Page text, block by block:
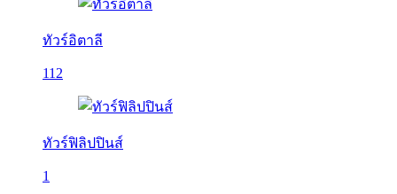
ทัวร์อิตาลี
112
ทัวร์ฟิลิปปินส์
1